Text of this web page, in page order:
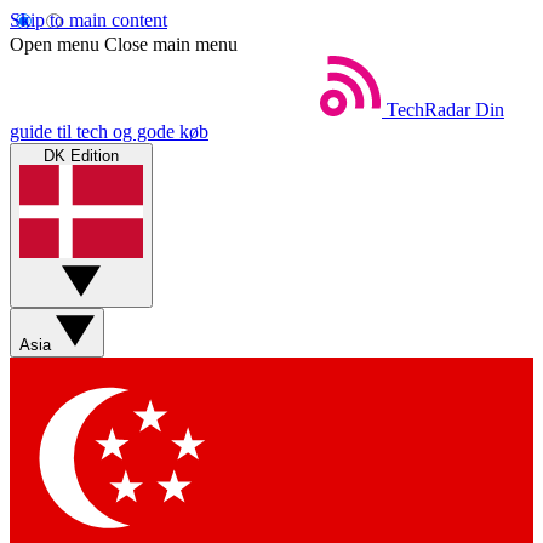
Skip to main content
Open menu Close main menu
TechRadar Din
guide til tech og gode køb
DK Edition
Asia